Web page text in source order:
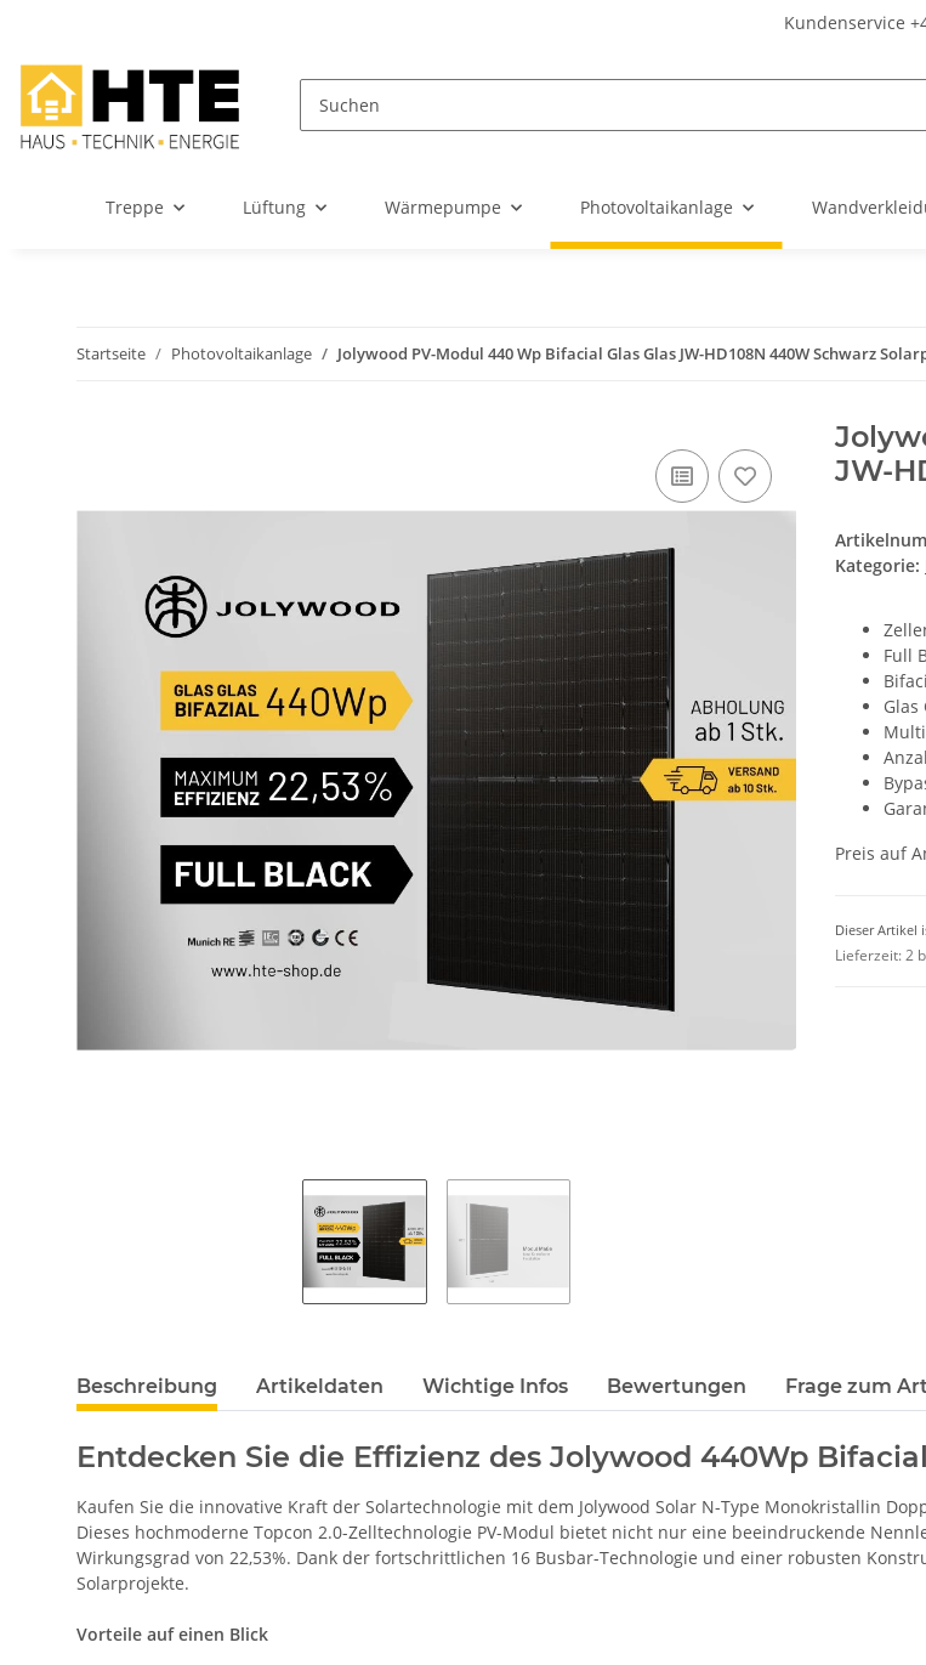
Kundenservice
Treppe Lüftung Wärmepumpe Photovoltaikanlage
Startseite Photovoltaikanlage Jolywood PV-Modul 440 Wp Bifacial Glas Glas JW-HD108N 440W Schwarz
JW-
Kategorie:
Full
Glas
Preis auf
Dieser Artikel
Lieferzeit: 2
Beschreibung Artikeldaten Wichtige Infos Bewertungen Frage zum
Entdecken Sie die Effizienz des Jolywood 440Wp
Kaufen Sie die innovative Kraft der Solartechnologie mit dem Jolywood Solar N-Type Monokristallin
Dieses hochmoderne Topcon 2.0-Zelltechnologie PV-Modul bietet nicht nur eine beeindruckende
Wirkungsgrad von 22,53%. Dank der fortschrittlichen 16 Busbar-Technologie und einer robusten
Solarprojekte.
Vorteile auf einen Blick